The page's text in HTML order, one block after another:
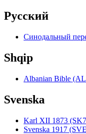
Pyccкий
Синодальный
Shqip
Albanian Bible
Svenska
Karl XII 1873
Svenska 1917